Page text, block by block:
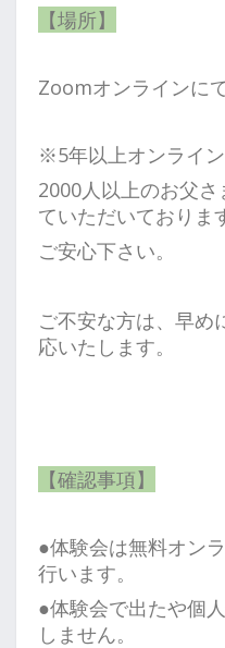
【場所】
Zoomオンラインに
※5年以上オンライ
2000人以上のお父
ていただいておりま
ご安心下さい。
ご不安な方は、早め
応いたします。
【確認事項】
●体験会は無料オン
行います。
●体験会で出たや個
しません。